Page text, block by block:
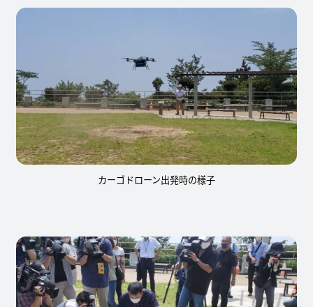
カーゴドローン出発時の様子